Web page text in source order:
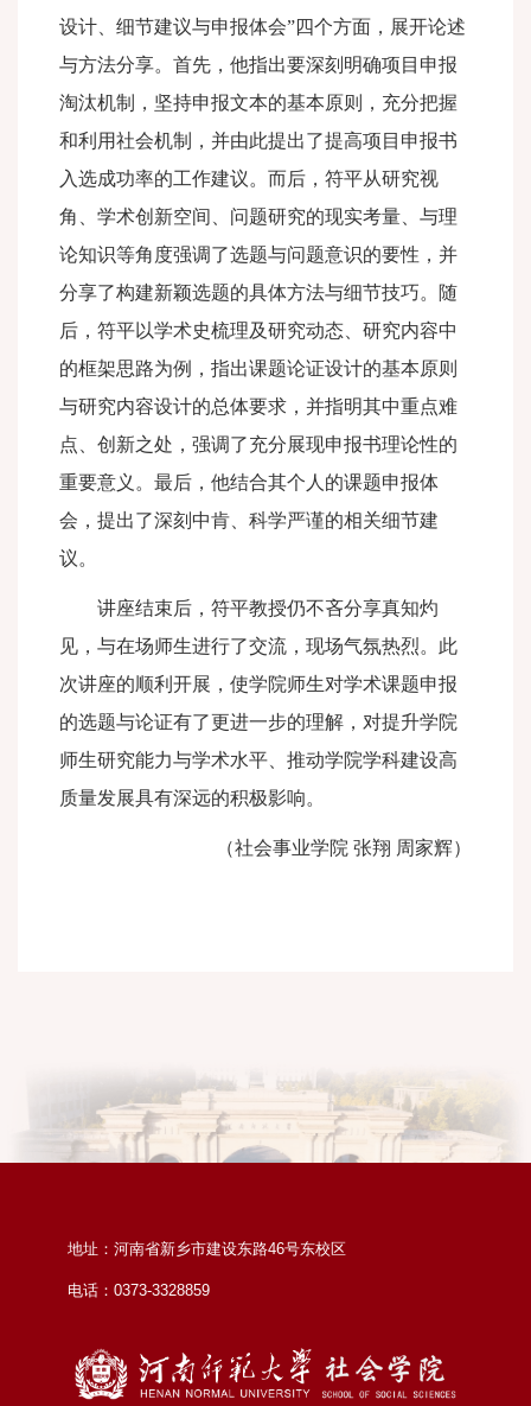
设计、细节建议与申报体会”四个方面，展开论述
与方法分享。首先，他指出要深刻明确项目申报
淘汰机制，坚持申报文本的基本原则，充分把握
和利用社会机制，并由此提出了提高项目申报书
入选成功率的工作建议。而后，符平从研究视
角、学术创新空间、问题研究的现实考量、与理
论知识等角度强调了选题与问题意识的要性，并
分享了构建新颖选题的具体方法与细节技巧。随
后，符平以学术史梳理及研究动态、研究内容中
的框架思路为例，指出课题论证设计的基本原则
与研究内容设计的总体要求，并指明其中重点难
点、创新之处，强调了充分展现申报书理论性的
重要意义。最后，他结合其个人的课题申报体
会，提出了深刻中肯、科学严谨的相关细节建
议。
讲座结束后，符平教授仍不吝分享真知灼
见，与在场师生进行了交流，现场气氛热烈。此
次讲座的顺利开展，使学院师生对学术课题申报
的选题与论证有了更进一步的理解，对提升学院
师生研究能力与学术水平、推动学院学科建设高
质量发展具有深远的积极影响。
（社会事业学院 张翔 周家辉）
地址：河南省新乡市建设东路46号东校区
电话：0373-3328859